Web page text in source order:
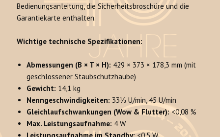
Bedienungsanleitung, die Sicherheitsbroschüre und die
Garantiekarte enthalten.
Wichtige technische Spezifikationen:
Abmessungen (B × T × H): 429 × 373 × 178,3 mm (mit
geschlossener Staubschutzhaube)
Gewicht: 14,1 kg
Nenngeschwindigkeiten: 33⅓ U/min, 45 U/min
Gleichlaufschwankungen (Wow & Flutter):<0,08 %
Max. Leistungsaufnahme: 4 W